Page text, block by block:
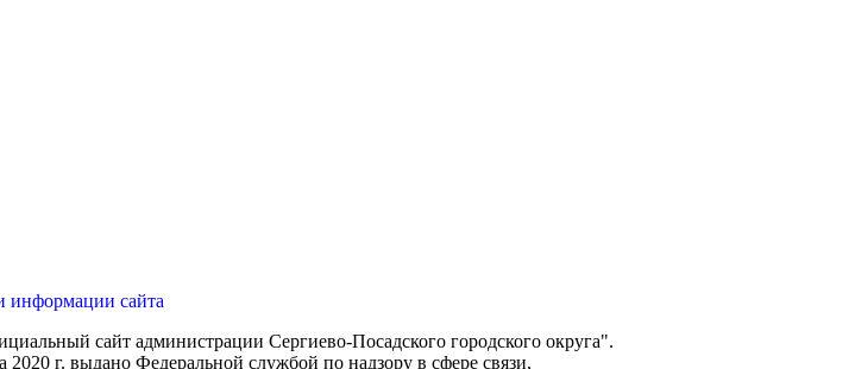
информации сайта
сайт администрации Сергиево-Посадского городского округа".
г. выдано Федеральной службой по надзору в сфере связи,